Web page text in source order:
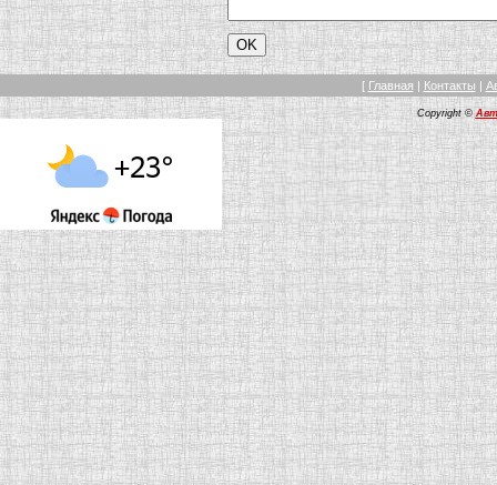
[ Главная | Контакты |
Copyright ©